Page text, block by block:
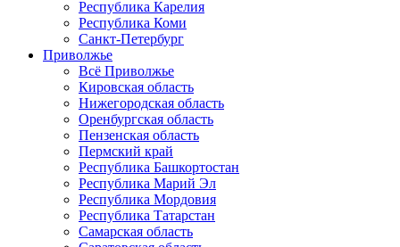
Республика Карелия
Республика Коми
Санкт-Петербург
Приволжье
Всё Приволжье
Кировская область
Нижегородская область
Оренбургская область
Пензенская область
Пермский край
Республика Башкортостан
Республика Марий Эл
Республика Мордовия
Республика Татарстан
Самарская область